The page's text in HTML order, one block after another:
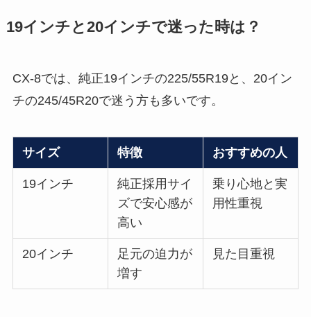
19インチと20インチで迷った時は？
CX-8では、純正19インチの225/55R19と、20イン
チの245/45R20で迷う方も多いです。
サイズ 特徴 おすすめの人
19インチ
純正採用サイ
ズで安心感が
高い
乗り心地と実
用性重視
20インチ
足元の迫力が
増す
見た目重視